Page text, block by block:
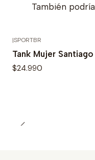
También
|SPORTBR
Tank Mujer
$24.990